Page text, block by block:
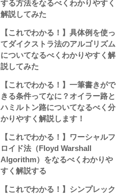
する方法をなるべくわかりやすく
解説してみた
【これでわかる！】具体例を使っ
てダイクストラ法のアルゴリズム
についてなるべくわかりやすく解
説してみた
【これでわかる！】一筆書きがで
きる条件ってなに？オイラー路と
ハミルトン路についてなるべく分
かりやすく解説します！
【これでわかる！】ワーシャルフ
ロイド法（Floyd Warshall
Algorithm）をなるべくわかりや
すく解説する
【これでわかる！】シンプレック